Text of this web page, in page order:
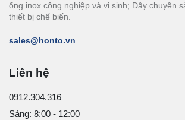
ống inox công nghiệp và vi sinh; Dây chuyền
thiết bị chế biến.
sales@honto.vn
Liên hệ
0912.304.316
Sáng: 8:00 - 12:00